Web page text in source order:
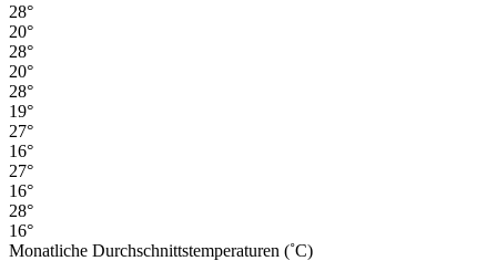
28°
20°
28°
20°
28°
19°
27°
16°
27°
16°
28°
16°
Monatliche Durchschnittstemperaturen (˚C)